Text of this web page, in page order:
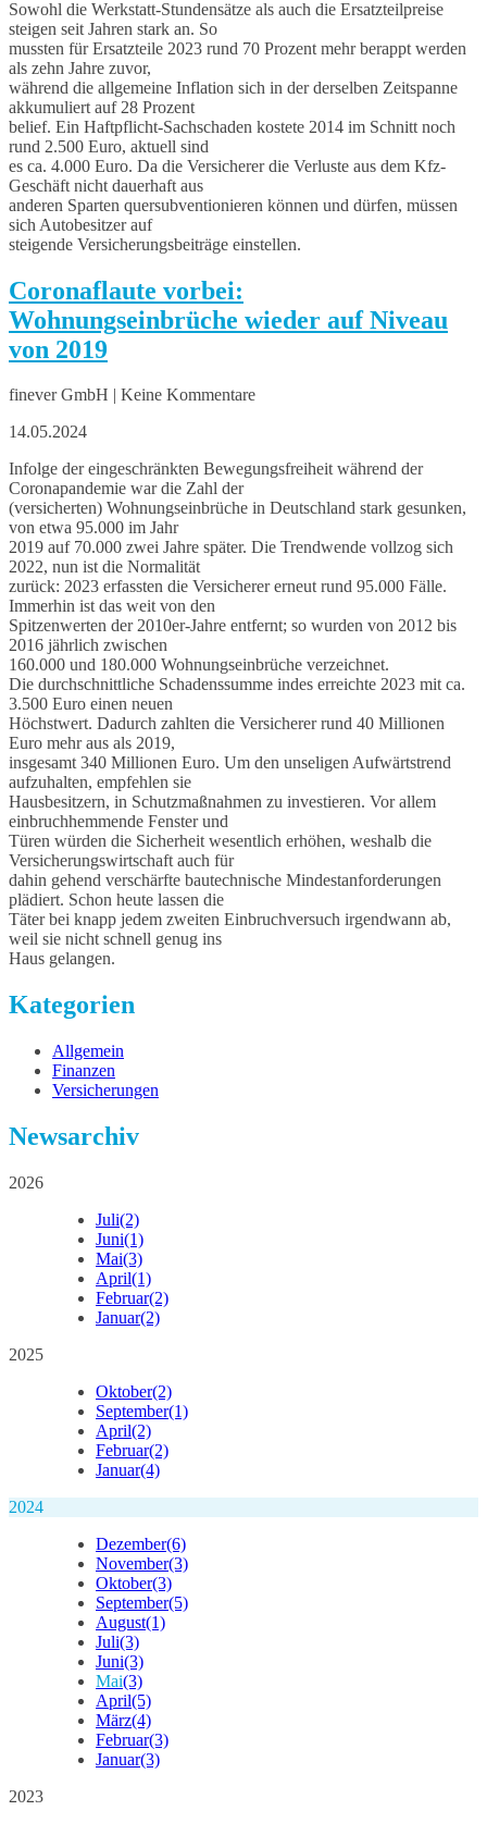
Sowohl die Werkstatt-Stundensätze als auch die Ersatzteilpreise
steigen seit Jahren stark an. So
mussten für Ersatzteile 2023 rund 70 Prozent mehr berappt werden
als zehn Jahre zuvor,
während die allgemeine Inflation sich in der derselben Zeitspanne
akkumuliert auf 28 Prozent
belief. Ein Haftpflicht-Sachschaden kostete 2014 im Schnitt noch
rund 2.500 Euro, aktuell sind
es ca. 4.000 Euro. Da die Versicherer die Verluste aus dem Kfz-
Geschäft nicht dauerhaft aus
anderen Sparten quersubventionieren können und dürfen, müssen
sich Autobesitzer auf
steigende Versicherungsbeiträge einstellen.
Coronaflaute vorbei:
Wohnungseinbrüche wieder auf Niveau
von 2019
finever GmbH | Keine Kommentare
14.05.2024
Infolge der eingeschränkten Bewegungsfreiheit während der
Coronapandemie war die Zahl der
(versicherten) Wohnungseinbrüche in Deutschland stark gesunken,
von etwa 95.000 im Jahr
2019 auf 70.000 zwei Jahre später. Die Trendwende vollzog sich
2022, nun ist die Normalität
zurück: 2023 erfassten die Versicherer erneut rund 95.000 Fälle.
Immerhin ist das weit von den
Spitzenwerten der 2010er-Jahre entfernt; so wurden von 2012 bis
2016 jährlich zwischen
160.000 und 180.000 Wohnungseinbrüche verzeichnet.
Die durchschnittliche Schadenssumme indes erreichte 2023 mit ca.
3.500 Euro einen neuen
Höchstwert. Dadurch zahlten die Versicherer rund 40 Millionen
Euro mehr aus als 2019,
insgesamt 340 Millionen Euro. Um den unseligen Aufwärtstrend
aufzuhalten, empfehlen sie
Hausbesitzern, in Schutzmaßnahmen zu investieren. Vor allem
einbruchhemmende Fenster und
Türen würden die Sicherheit wesentlich erhöhen, weshalb die
Versicherungswirtschaft auch für
dahin gehend verschärfte bautechnische Mindestanforderungen
plädiert. Schon heute lassen die
Täter bei knapp jedem zweiten Einbruchversuch irgendwann ab,
weil sie nicht schnell genug ins
Haus gelangen.
Kategorien
Allgemein
Finanzen
Versicherungen
Newsarchiv
2026
Juli(2)
Juni(1)
Mai(3)
April(1)
Februar(2)
Januar(2)
2025
Oktober(2)
September(1)
April(2)
Februar(2)
Januar(4)
2024
Dezember(6)
November(3)
Oktober(3)
September(5)
August(1)
Juli(3)
Juni(3)
Mai(3)
April(5)
März(4)
Februar(3)
Januar(3)
2023